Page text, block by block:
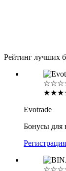
Рейтинг лучших
Evotrade
Бонусы для
Регистрация